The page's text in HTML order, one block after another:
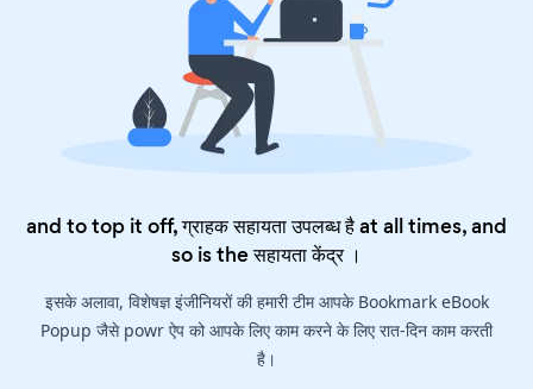
and to top it off, ग्राहक सहायता उपलब्ध है at all times, and
so is theसहायता केंद्र।
इसके अलावा, विशेषज्ञ इंजीनियरों की हमारी टीम आपके Bookmark eBook
Popup जैसे powr ऐप को आपके लिए काम करने के लिए रात-दिन काम करती
है।